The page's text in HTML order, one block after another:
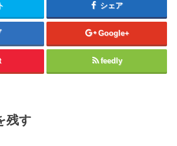
シェア
Google+
feedly
残す